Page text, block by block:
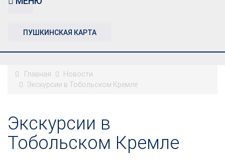
ПУШКИНСКАЯ КАРТА
Главная
Новости
Экскурсии в Тобольском Кремле
Экскурсии в
Тобольском Кремле